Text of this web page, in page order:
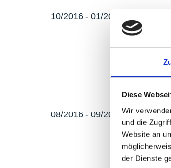
Diese
Wir
und die
Website an
der Dienste
10/2016 - 01/2017
08/2016 - 09/2016